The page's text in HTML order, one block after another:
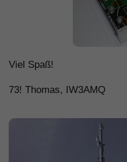
Viel Spaß!
73! Thomas, IW3AMQ